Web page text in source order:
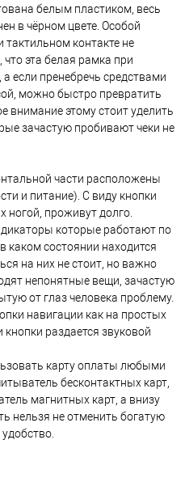
белым пластиком, весь
в чёрном цвете. Особой
контакте не
что эта белая рамка при
если пренебречь средствами
можно быстро превратить
внимание этому стоит уделить
зачастую пробивают чеки не
части расположены
и питание). С виду кнопки
ногой, проживут долго.
которые работают по
каком состоянии находится
на них не стоит, но важно
непонятные вещи, зачастую
от глаз человека проблему.
навигации как на простых
раздается звуковой
карту оплаты любыми
бесконтактных карт,
магнитных карт, а внизу
нельзя не отменить богатую